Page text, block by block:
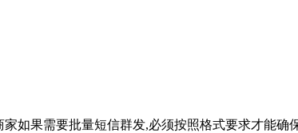
如果需要批量短信群发,必须按照格式要求才能确